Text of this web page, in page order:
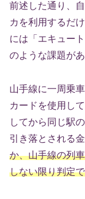
前述した通り、
カを利用するだ
には「エキュー
のような課題があ
山手線に一周乗
カードを使用し
してから同じ駅
引き落とされる
か、山手線の列
しない限り判定